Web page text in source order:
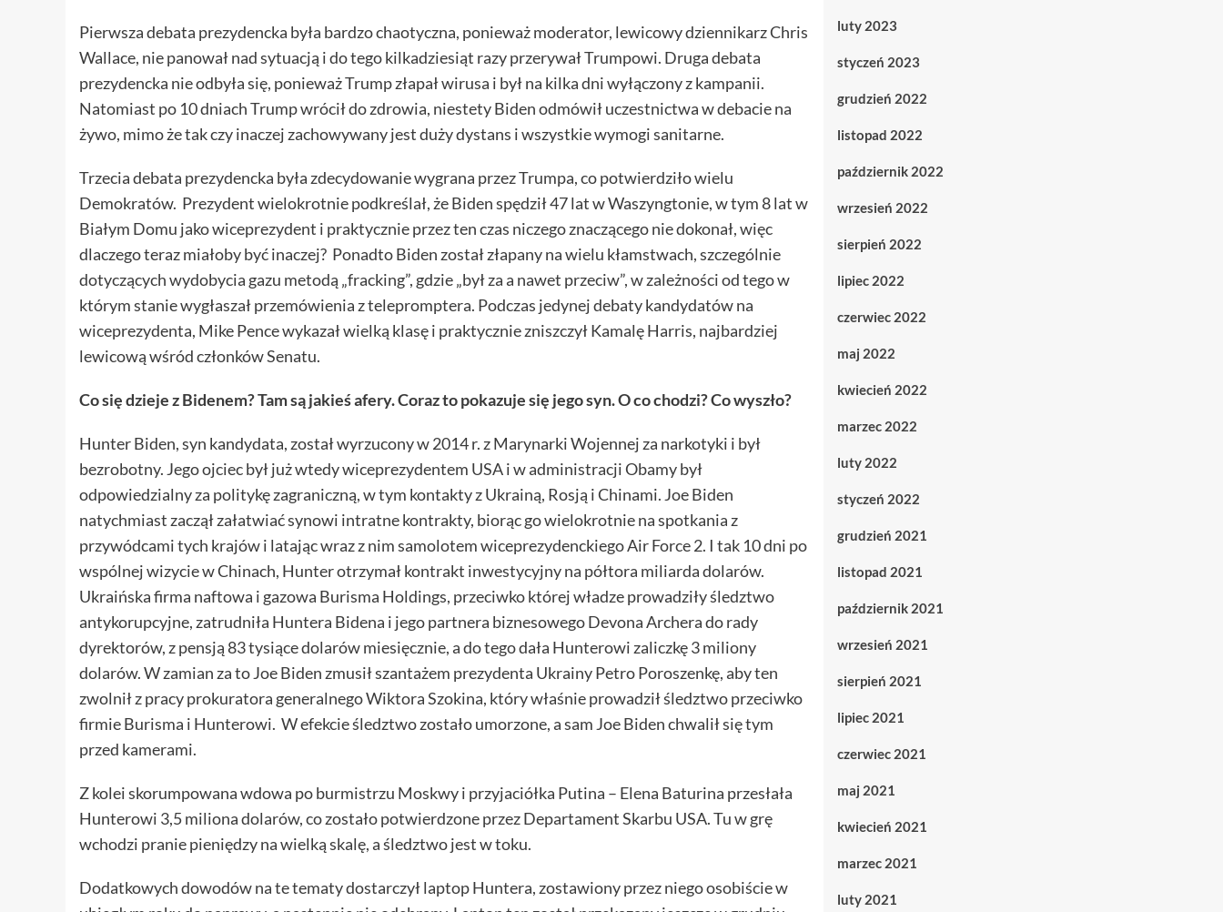
Pierwsza debata prezydencka była bardzo chaotyczna, ponieważ moderator, lewicowy dziennikarz Chris
Wallace, nie panował nad sytuacją i do tego kilkadziesiąt razy przerywał Trumpowi. Druga debata
prezydencka nie odbyła się, ponieważ Trump złapał wirusa i był na kilka dni wyłączony z kampanii.
Natomiast po 10 dniach Trump wrócił do zdrowia, niestety Biden odmówił uczestnictwa w debacie na
żywo, mimo że tak czy inaczej zachowywany jest duży dystans i wszystkie wymogi sanitarne.
Trzecia debata prezydencka była zdecydowanie wygrana przez Trumpa, co potwierdziło wielu
Demokratów. Prezydent wielokrotnie podkreślał, że Biden spędził 47 lat w Waszyngtonie, w tym 8 lat w
Białym Domu jako wiceprezydent i praktycznie przez ten czas niczego znaczącego nie dokonał, więc
dlaczego teraz miałoby być inaczej? Ponadto Biden został złapany na wielu kłamstwach, szczególnie
dotyczących wydobycia gazu metodą „fracking”, gdzie „był za a nawet przeciw”, w zależności od tego w
którym stanie wygłaszał przemówienia z telepromptera. Podczas jedynej debaty kandydatów na
wiceprezydenta, Mike Pence wykazał wielką klasę i praktycznie zniszczył Kamalę Harris, najbardziej
lewicową wśród członków Senatu.
Co się dzieje z Bidenem? Tam są jakieś afery. Coraz to pokazuje się jego syn. O co chodzi? Co wyszło?
Hunter Biden, syn kandydata, został wyrzucony w 2014 r. z Marynarki Wojennej za narkotyki i był
bezrobotny. Jego ojciec był już wtedy wiceprezydentem USA i w administracji Obamy był
odpowiedzialny za politykę zagraniczną, w tym kontakty z Ukrainą, Rosją i Chinami. Joe Biden
natychmiast zaczął załatwiać synowi intratne kontrakty, biorąc go wielokrotnie na spotkania z
przywódcami tych krajów i latając wraz z nim samolotem wiceprezydenckiego Air Force 2. I tak 10 dni po
wspólnej wizycie w Chinach, Hunter otrzymał kontrakt inwestycyjny na półtora miliarda dolarów.
Ukraińska firma naftowa i gazowa Burisma Holdings, przeciwko której władze prowadziły śledztwo
antykorupcyjne, zatrudniła Huntera Bidena i jego partnera biznesowego Devona Archera do rady
dyrektorów, z pensją 83 tysiące dolarów miesięcznie, a do tego dała Hunterowi zaliczkę 3 miliony
dolarów. W zamian za to Joe Biden zmusił szantażem prezydenta Ukrainy Petro Poroszenkę, aby ten
zwolnił z pracy prokuratora generalnego Wiktora Szokina, który właśnie prowadził śledztwo przeciwko
firmie Burisma i Hunterowi. W efekcie śledztwo zostało umorzone, a sam Joe Biden chwalił się tym
przed kamerami.
Z kolei skorumpowana wdowa po burmistrzu Moskwy i przyjaciółka Putina – Elena Baturina przesłała
Hunterowi 3,5 miliona dolarów, co zostało potwierdzone przez Departament Skarbu USA. Tu w grę
wchodzi pranie pieniędzy na wielką skalę, a śledztwo jest w toku.
Dodatkowych dowodów na te tematy dostarczył laptop Huntera, zostawiony przez niego osobiście w
luty 2023
styczeń 2023
grudzień 2022
listopad 2022
październik 2022
wrzesień 2022
sierpień 2022
lipiec 2022
czerwiec 2022
maj 2022
kwiecień 2022
marzec 2022
luty 2022
styczeń 2022
grudzień 2021
listopad 2021
październik 2021
wrzesień 2021
sierpień 2021
lipiec 2021
czerwiec 2021
maj 2021
kwiecień 2021
marzec 2021
luty 2021